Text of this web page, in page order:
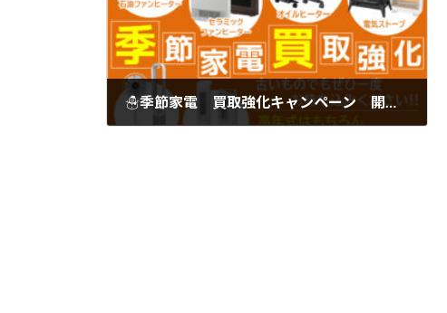
☃季節家電 買取強化キャンペーン 開催中!!